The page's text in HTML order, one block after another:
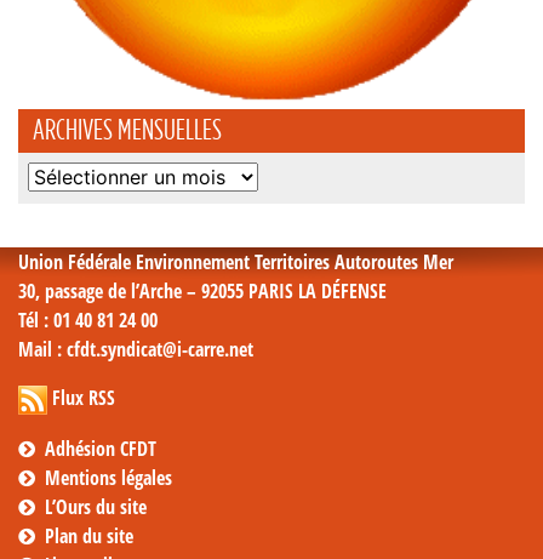
ARCHIVES MENSUELLES
Archives
Union Fédérale Environnement Territoires Autoroutes Mer
30, passage de l’Arche – 92055 PARIS LA DÉFENSE
Tél : 01 40 81 24 00
Mail : cfdt.syndicat@i-carre.net
Flux RSS
Adhésion CFDT
Mentions légales
L’Ours du site
Plan du site